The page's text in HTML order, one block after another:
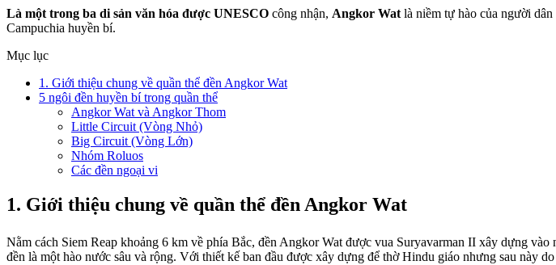
Là một trong ba di sản văn hóa được UNESCO công nhận, Angkor Wat là niềm tự hào của người
Campuchia huyền bí.
Mục lục
1. Giới thiệu chung về quần thể đền Angkor Wat
5 ngôi đền huyền bí trong quần thể
Angkor Wat và Angkor Thom
Little Circuit (Vòng Nhỏ)
Big Circuit (Vòng Lớn)
Nhóm Roluos
Các đền ngoại vi
1. Giới thiệu chung về quần thể đền Angkor Wat
Nằm cách Siem Reap khoảng 6 km về phía Bắc, đền Angkor Wat được vua Suryavarman II xây dựng
đền là một hào nước sâu và rộng. Với thiết kế ban đầu được xây dựng để thờ Hindu giáo nhưng sau này